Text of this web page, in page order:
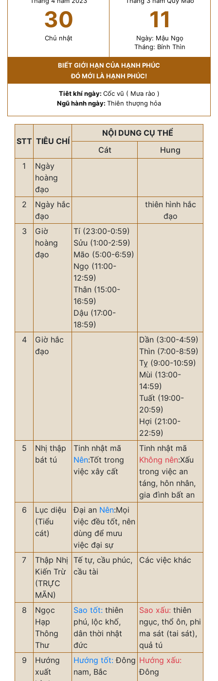
30
Chủ nhật
11
Ngày: Mậu Ngọ
Tháng: Bính Thìn
BIẾT GIỚI HẠN CỦA HẠNH PHÚC
ĐÓ MỚI LÀ HẠNH PHÚC!
Tiêt khí ngày: Cốc vũ ( Mưa rào )
Ngũ hành ngày: Thiên thượng hỏa
STT TIÊU CHÍ
NỘI DUNG CỤ THỂ
Cát
Hung
1
Ngày
hoàng
đạo
2
Ngày hắc
đạo
thiên hình hắc
đạo
3
Giờ
hoàng
đạo
Tí (23:00-0:59)
Sửu (1:00-2:59)
Mão (5:00-6:59)
Ngọ (11:00-
12:59)
Thân (15:00-
16:59)
Dậu (17:00-
18:59)
4
Giờ hắc
đạo
Dần (3:00-4:59)
Thìn (7:00-8:59)
Tỵ (9:00-10:59)
Mùi (13:00-
14:59)
Tuất (19:00-
20:59)
Hợi (21:00-
22:59)
5
Nhị thập
bát tú
Tinh nhật mã
Nên:Tốt trong
việc xây cất
Tinh nhật mã
Không nên:Xấu
trong việc an
táng, hôn nhân,
gia đình bất an
6
Lục diệu
(Tiểu
cát)
Đại an Nên:Mọi
việc đều tốt, nên
dùng để mưu
việc đại sự
7
Thập Nhị
Kiến Trừ
(TRỰC
MÃN)
Tế tự, cầu phúc,
cầu tài
Các việc khác
8
Ngọc
Hạp
Thông
Thư
Sao tốt: thiên
phú, lộc khố,
dân thời nhật
đức
Sao xấu: thiên
ngục, thổ ôn, phi
ma sát (tai sát),
quả tú
9
Hướng
xuất
Hướng tốt: Đông
nam, Bắc
Hướng xấu:
Đông